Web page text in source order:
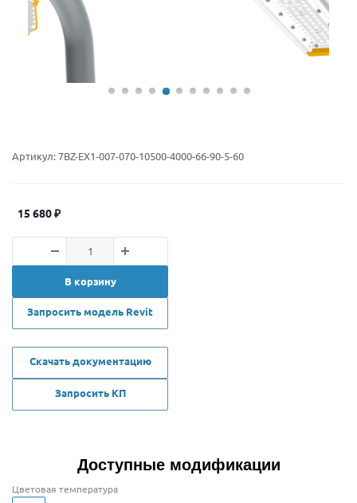
Артикул:7BZ-EX1-007-070-10500-4000-66-90-5-60
15 680₽
В корзину
Запросить модель Revit
Скачать документацию
Запросить КП
Доступные модификации
Цветовая температура